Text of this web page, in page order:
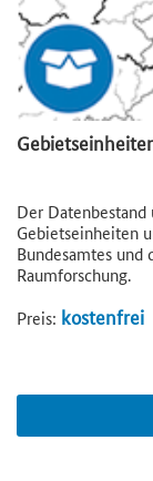
Der
Gebietseinheiten
Bundesamtes und
Raumforschung.
Preis: kostenfrei